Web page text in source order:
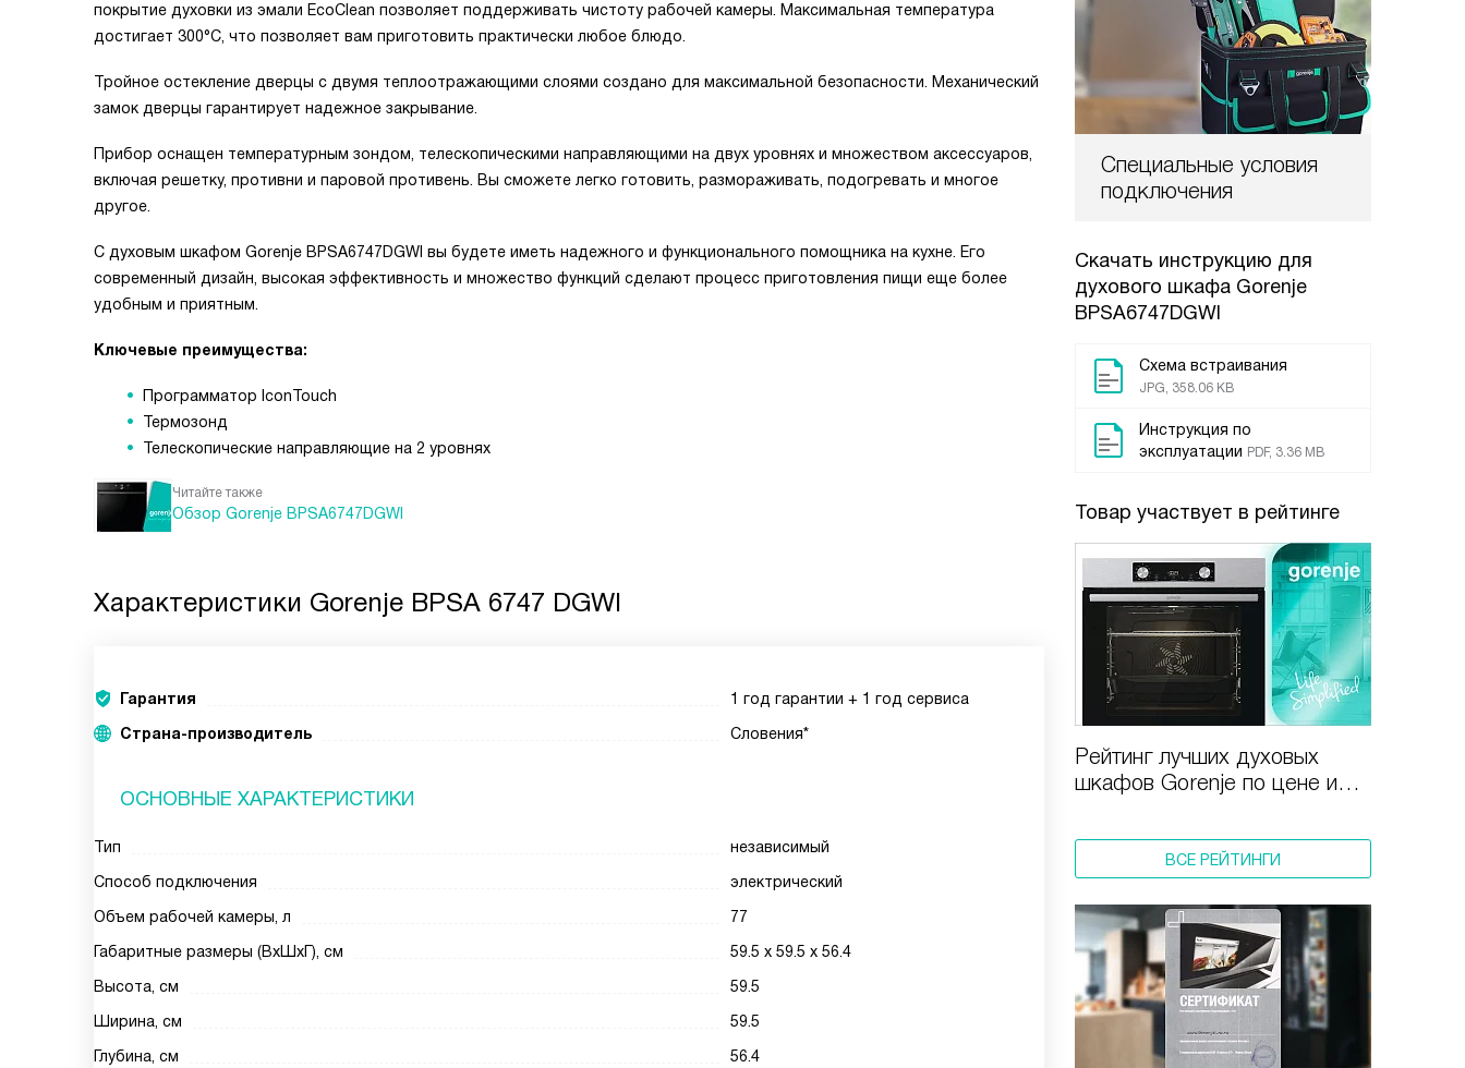
Специальные условия
подключения
Скачать инструкцию для
духового шкафа Gorenje
BPSA6747DGWI
Схема встраивания
JPG, 358.06 KB
Инструкция по
эксплуатации PDF, 3.36 MB
Товар участвует в рейтинге
Рейтинг лучших духовых
шкафов Gorenje по цене и
ВСЕ РЕЙТИНГИ
покрытие духовки из эмали EcoClean позволяет поддерживать чистоту рабочей камеры. Максимальная температура
достигает 300°C, что позволяет вам приготовить практически любое блюдо.
Тройное остекление дверцы с двумя теплоотражающими слоями создано для максимальной безопасности. Механический
замок дверцы гарантирует надежное закрывание.
Прибор оснащен температурным зондом, телескопическими направляющими на двух уровнях и множеством аксессуаров,
включая решетку, противни и паровой противень. Вы сможете легко готовить, размораживать, подогревать и многое
другое.
С духовым шкафом Gorenje BPSA6747DGWI вы будете иметь надежного и функционального помощника на кухне. Его
современный дизайн, высокая эффективность и множество функций сделают процесс приготовления пищи еще более
удобным и приятным.
Ключевые преимущества:
Программатор IconTouch
Термозонд
Телескопические направляющие на 2 уровнях
Читайте также
Обзор Gorenje BPSA6747DGWI
Характеристики Gorenje BPSA 6747 DGWI
Гарантия
1 год гарантии + 1 год сервиса
Страна-производитель
Словения*
ОСНОВНЫЕ ХАРАКТЕРИСТИКИ
Тип
независимый
Способ подключения
электрический
Объем рабочей камеры, л
77
Габаритные размеры (ВxШxГ), см
59.5 х 59.5 х 56.4
Высота, см
59.5
Ширина, см
59.5
Глубина, см
56.4